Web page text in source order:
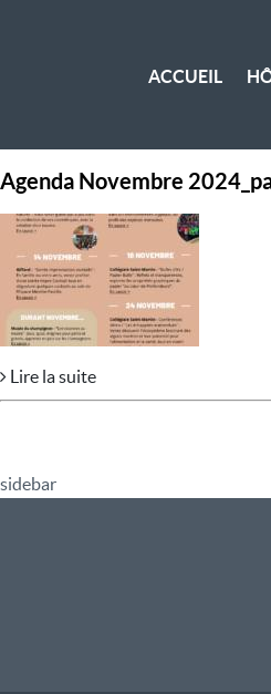
ACCUEIL
Agenda Novembre
Lire la suite
sidebar